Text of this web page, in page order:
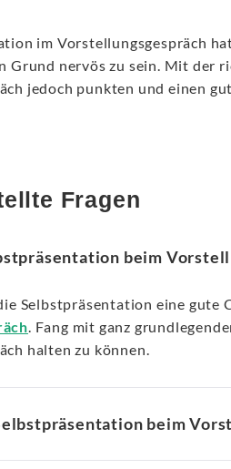
im Vorstellungsgespräch
Grund nervös zu sein. Mit der
jedoch punkten und einen
Fragen
beim
Selbstpräsentation eine gute
. Fang mit ganz
halten zu können.
beim